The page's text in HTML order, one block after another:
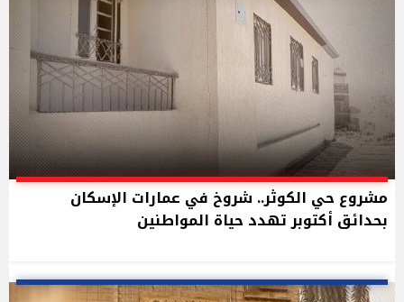
مشروع حي الكوثر.. شروخ في عمارات الإسكان
بحدائق أكتوبر تهدد حياة المواطنين